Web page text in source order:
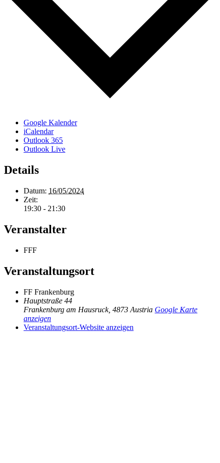
Google Kalender
iCalendar
Outlook 365
Outlook Live
Details
Datum: 16/05/2024
Zeit:
19:30 - 21:30
Veranstalter
FFF
Veranstaltungsort
FF Frankenburg
Hauptstraße 44
Frankenburg am Hausruck, 4873 Austria Google Karte
anzeigen
Veranstaltungsort-Website anzeigen